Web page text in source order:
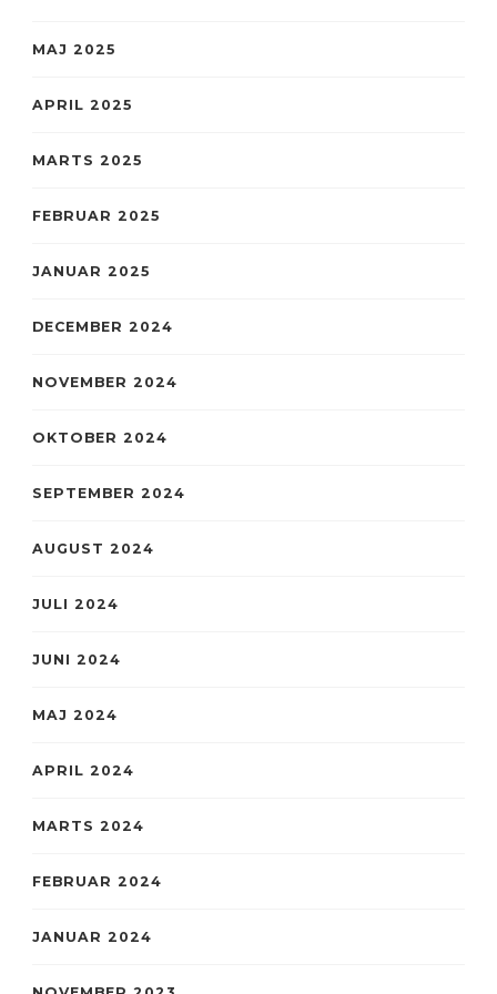
MAJ 2025
APRIL 2025
MARTS 2025
FEBRUAR 2025
JANUAR 2025
DECEMBER 2024
NOVEMBER 2024
OKTOBER 2024
SEPTEMBER 2024
AUGUST 2024
JULI 2024
JUNI 2024
MAJ 2024
APRIL 2024
MARTS 2024
FEBRUAR 2024
JANUAR 2024